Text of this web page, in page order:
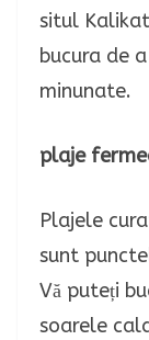
situl
bucura de
minunate.
plaje
Plajele
sunt
Vă puteți
soarele